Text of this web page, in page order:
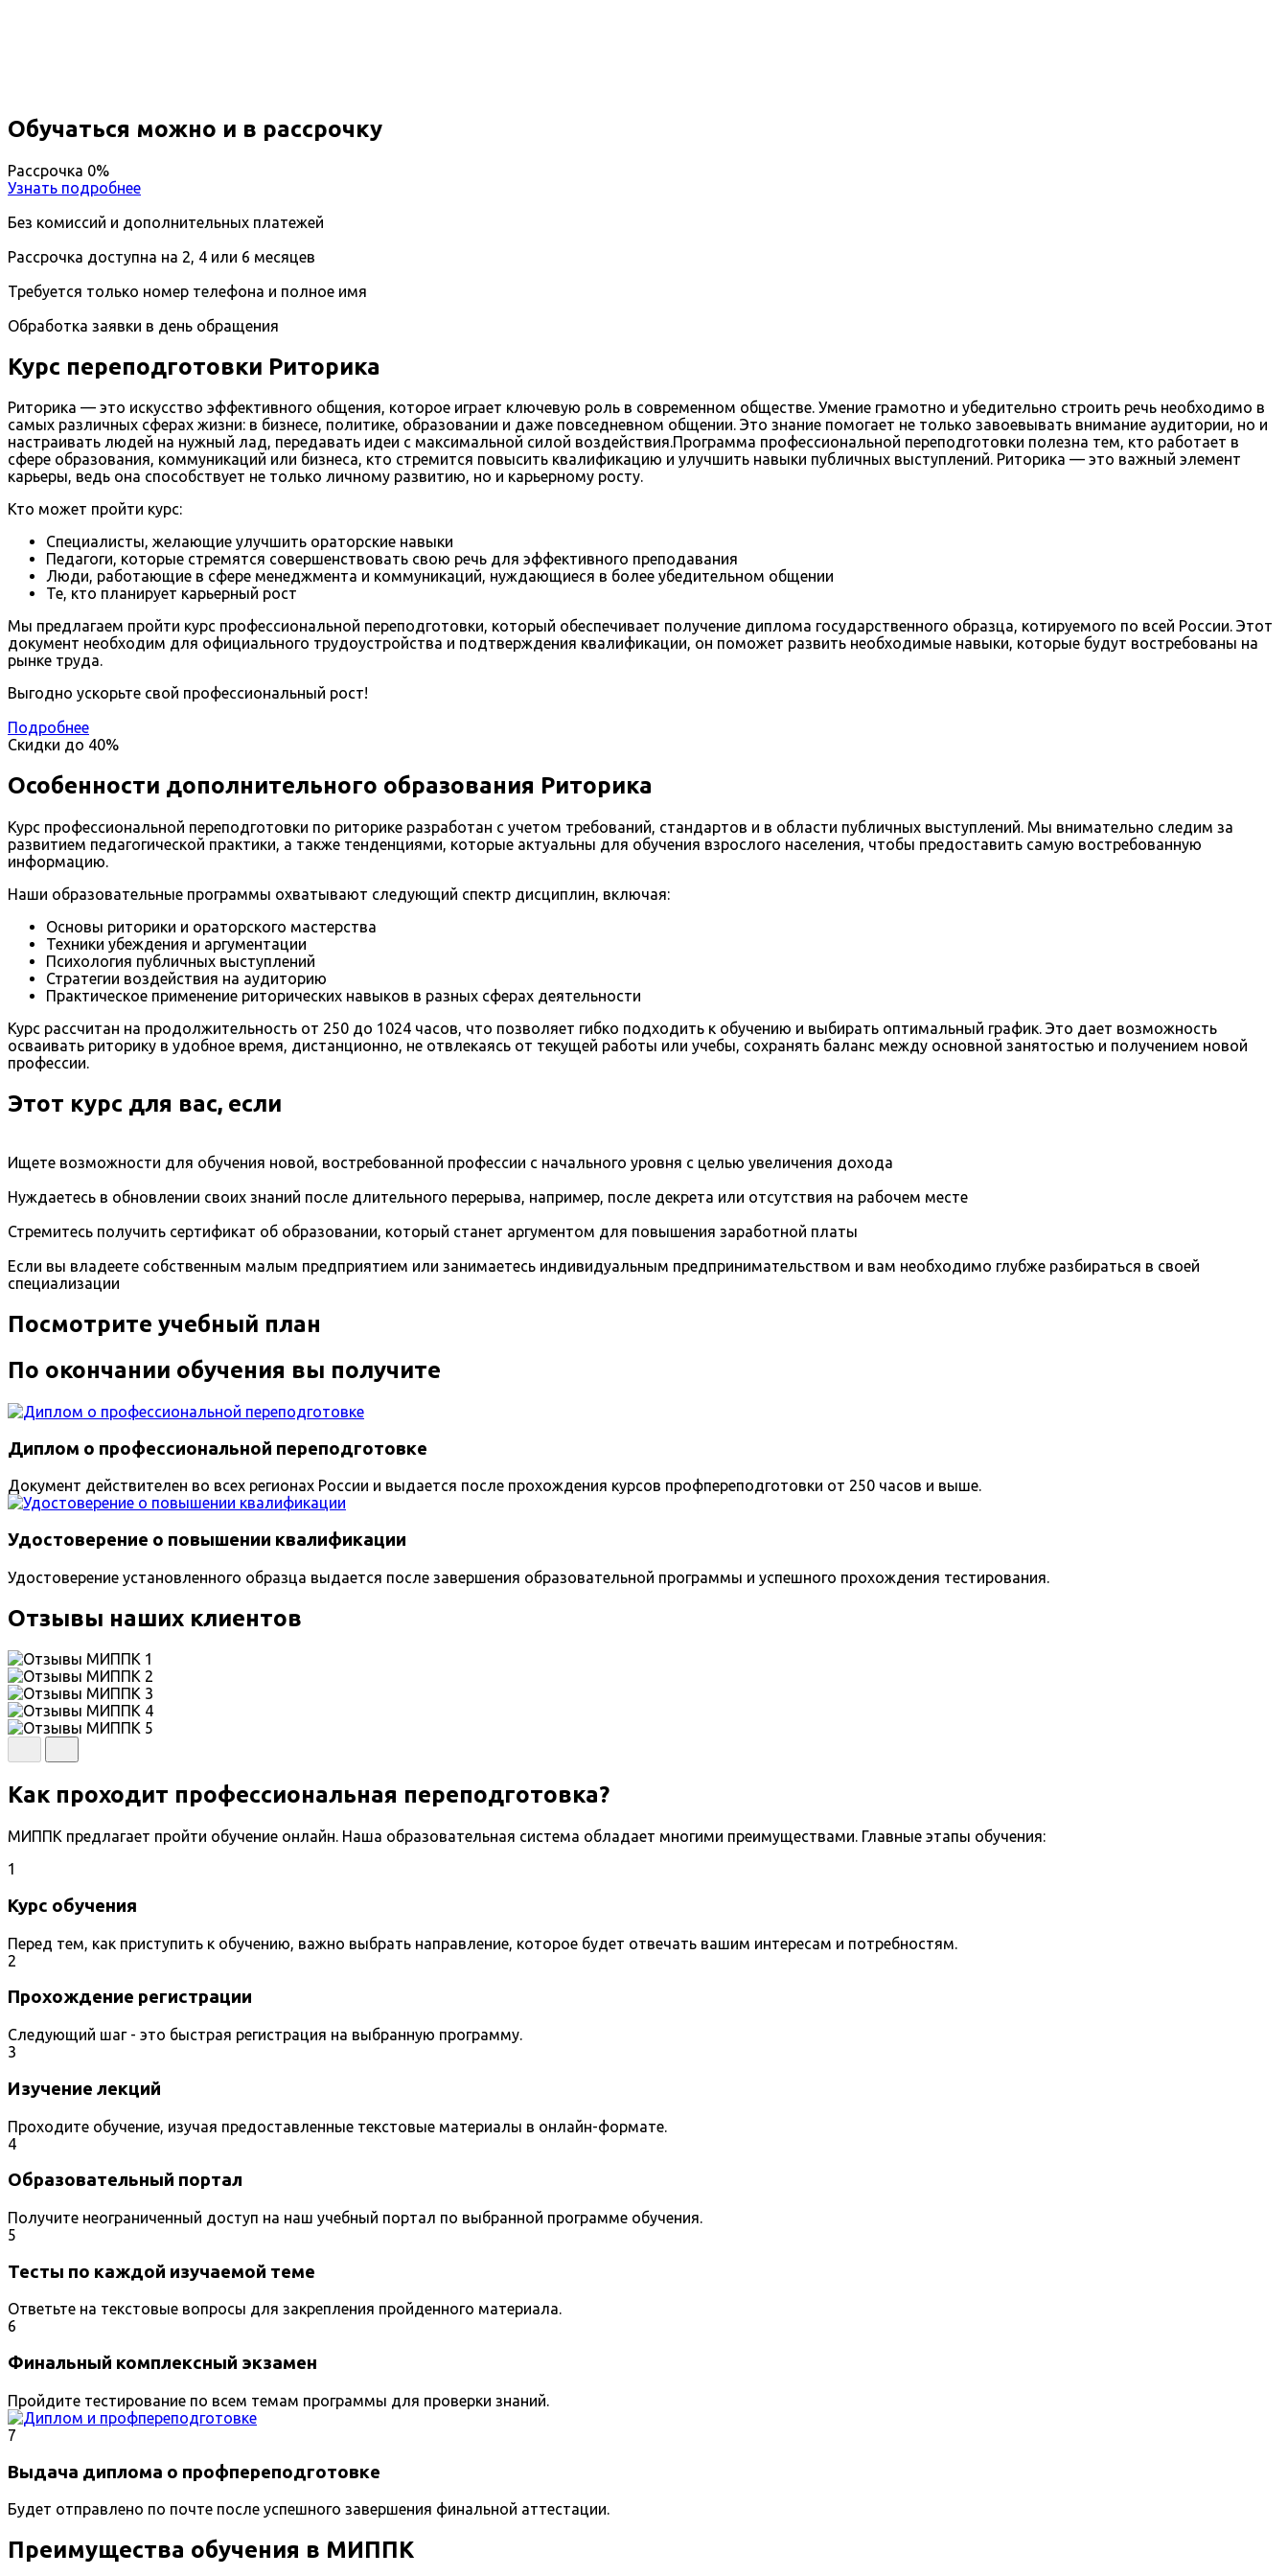
Обучаться можно и в рассрочку
Рассрочка 0%
Узнать подробнее
Без комиссий и дополнительных платежей
Рассрочка доступна на 2, 4 или 6 месяцев
Требуется только номер телефона и полное имя
Обработка заявки в день обращения
Курс переподготовки Риторика
Риторика — это искусство эффективного общения, которое играет ключевую роль в современном обществе. Умение грамотно и убедительно строить речь необходимо в
самых различных сферах жизни: в бизнесе, политике, образовании и даже повседневном общении. Это знание помогает не только завоевывать внимание аудитории, но и
настраивать людей на нужный лад, передавать идеи с максимальной силой воздействия.Программа профессиональной переподготовки полезна тем, кто работает в
сфере образования, коммуникаций или бизнеса, кто стремится повысить квалификацию и улучшить навыки публичных выступлений. Риторика — это важный элемент
карьеры, ведь она способствует не только личному развитию, но и карьерному росту.
Кто может пройти курс:
Специалисты, желающие улучшить ораторские навыки
Педагоги, которые стремятся совершенствовать свою речь для эффективного преподавания
Люди, работающие в сфере менеджмента и коммуникаций, нуждающиеся в более убедительном общении
Те, кто планирует карьерный рост
Мы предлагаем пройти курс профессиональной переподготовки, который обеспечивает получение диплома государственного образца, котируемого по всей России. Этот
документ необходим для официального трудоустройства и подтверждения квалификации, он поможет развить необходимые навыки, которые будут востребованы на
рынке труда.
Выгодно ускорьте свой профессиональный рост!
Подробнее
Скидки до 40%
Особенности дополнительного образования Риторика
Курс профессиональной переподготовки по риторике разработан с учетом требований, стандартов и в области публичных выступлений. Мы внимательно следим за
развитием педагогической практики, а также тенденциями, которые актуальны для обучения взрослого населения, чтобы предоставить самую востребованную
информацию.
Наши образовательные программы охватывают следующий спектр дисциплин, включая:
Основы риторики и ораторского мастерства
Техники убеждения и аргументации
Психология публичных выступлений
Стратегии воздействия на аудиторию
Практическое применение риторических навыков в разных сферах деятельности
Курс рассчитан на продолжительность от 250 до 1024 часов, что позволяет гибко подходить к обучению и выбирать оптимальный график. Это дает возможность
осваивать риторику в удобное время, дистанционно, не отвлекаясь от текущей работы или учебы, сохранять баланс между основной занятостью и получением новой
профессии.
Этот курс для вас, если
Ищете возможности для обучения новой, востребованной профессии с начального уровня с целью увеличения дохода
Нуждаетесь в обновлении своих знаний после длительного перерыва, например, после декрета или отсутствия на рабочем месте
Стремитесь получить сертификат об образовании, который станет аргументом для повышения заработной платы
Если вы владеете собственным малым предприятием или занимаетесь индивидуальным предпринимательством и вам необходимо глубже разбираться в своей
специализации
Посмотрите учебный план
По окончании обучения вы получите
Диплом о профессиональной переподготовке
Документ действителен во всех регионах России и выдается после прохождения курсов профпереподготовки от 250 часов и выше.
Удостоверение о повышении квалификации
Удостоверение установленного образца выдается после завершения образовательной программы и успешного прохождения тестирования.
Отзывы наших клиентов
Как проходит профессиональная переподготовка?
МИППК предлагает пройти обучение онлайн. Наша образовательная система обладает многими преимуществами. Главные этапы обучения:
1
Курс обучения
Перед тем, как приступить к обучению, важно выбрать направление, которое будет отвечать вашим интересам и потребностям.
2
Прохождение регистрации
Следующий шаг - это быстрая регистрация на выбранную программу.
3
Изучение лекций
Проходите обучение, изучая предоставленные текстовые материалы в онлайн-формате.
4
Образовательный портал
Получите неограниченный доступ на наш учебный портал по выбранной программе обучения.
5
Тесты по каждой изучаемой теме
Ответьте на текстовые вопросы для закрепления пройденного материала.
6
Финальный комплексный экзамен
Пройдите тестирование по всем темам программы для проверки знаний.
7
Выдача диплома о профпереподготовке
Будет отправлено по почте после успешного завершения финальной аттестации.
Преимущества обучения в МИППК